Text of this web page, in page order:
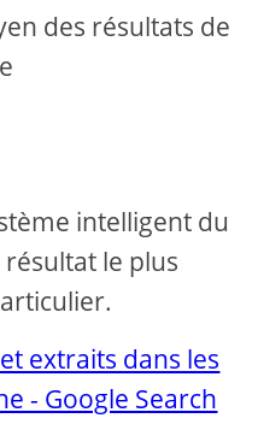
des résultats de
intelligent du
le plus
extraits dans les
- Google Search